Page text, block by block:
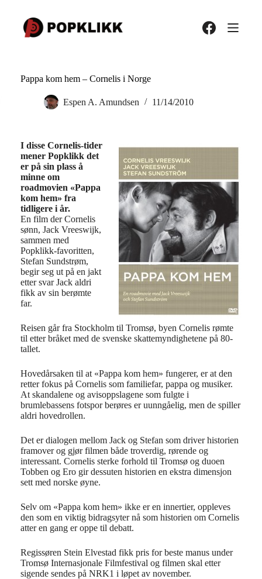
innholdet
Pappa kom hem – Cornelis i Norge
Espen A. Amundsen 11/14/2010
I disse Cornelis-tider
mener Popklikk det
er på sin plass å
minne om
roadmovien «Pappa
kom hem» fra
tidligere i år.
En film der Cornelis
sønn, Jack Vreeswijk,
sammen med
Popklikk-favoritten,
Stefan Sundstrøm,
begir seg ut på en jakt
etter svar Jack aldri
fikk av sin berømte
far.
Reisen går fra Stockholm til Tromsø, byen Cornelis rømte
til etter bråket med de svenske skattemyndighetene på 80-
tallet.
Hovedårsaken til at «Pappa kom hem» fungerer, er at den
retter fokus på Cornelis som familiefar, pappa og musiker.
At skandalene og avisoppslagene som fulgte i
brumlebassens fotspor berøres er uunngåelig, men de spiller
aldri hovedrollen.
Det er dialogen mellom Jack og Stefan som driver historien
framover og gjør filmen både troverdig, rørende og
interessant. Cornelis sterke forhold til Tromsø og duoen
Tobben og Ero gir dessuten historien en ekstra dimensjon
sett med norske øyne.
Selv om «Pappa kom hem» ikke er en innertier, oppleves
den som en viktig bidragsyter nå som historien om Cornelis
atter en gang er oppe til debatt.
Regissøren Stein Elvestad fikk pris for beste manus under
Tromsø Internasjonale Filmfestival og filmen skal etter
sigende sendes på NRK1 i løpet av november.